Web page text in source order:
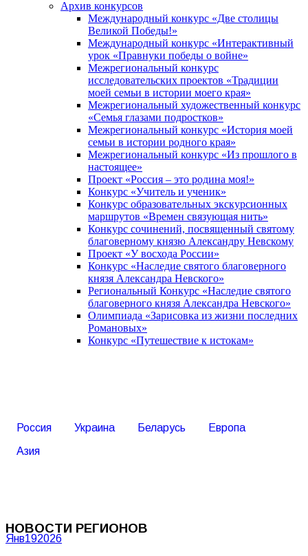
Архив конкурсов
Международный конкурс «Две столицы
Великой Победы!»
Международный конкурс «Интерактивный
урок «Правнуки победы о войне»
Межрегиональный конкурс
исследовательских проектов «Традиции
моей семьи в истории моего края»
Межрегиональный художественный конкурс
«Семья глазами подростков»
Межрегиональный конкурс «История моей
семьи в истории родного края»
Межрегиональный конкурс «Из прошлого в
настоящее»
Проект «Россия – это родина моя!»
Конкурс «Учитель и ученик»
Конкурс образовательных экскурсионных
маршрутов «Времен связующая нить»
Конкурс сочинений, посвященный святому
благоверному князю Александру Невскому
Проект «У восхода России»
Конкурс «Наследие святого благоверного
князя Александра Невского»
Региональный Конкурс «Наследие святого
благоверного князя Александра Невского»
Олимпиада «Зарисовка из жизни последних
Романовых»
Конкурс «Путешествие к истокам»
Россия Украина Беларусь
Европа
Азия
НОВОСТИ РЕГИОНОВ
Янв192026